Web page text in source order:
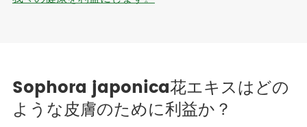
Sophora japonica花エキスはどの
ような皮膚のために利益か？